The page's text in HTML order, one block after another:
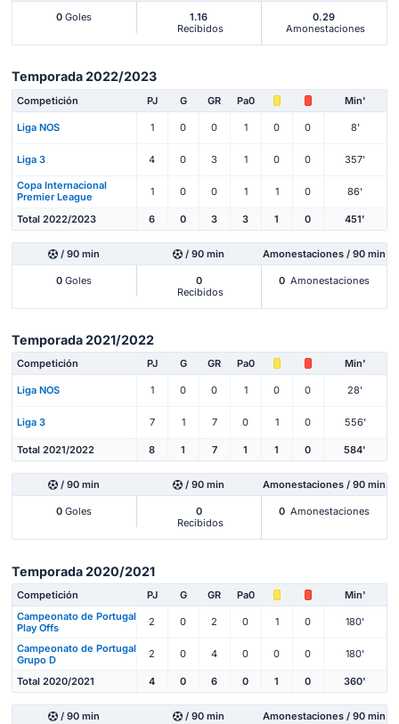
0 Goles
1.16
Recibidos
0.29
Amonestaciones
Temporada 2022/2023
Competición PJ G GR Pa0 Min'
Liga NOS 1 0 0 1 0 0 8'
Liga 3 4 0 3 1 0 0 357'
Copa Internacional
Premier League
1 0 0 1 1 0 86'
Total 2022/2023 6 0 3 3 1 0 451'
/ 90 min / 90 min Amonestaciones / 90 min
0 Goles
0
Recibidos
0 Amonestaciones
Temporada 2021/2022
Competición PJ G GR Pa0 Min'
Liga NOS 1 0 0 1 0 0 28'
Liga 3 7 1 7 0 1 0 556'
Total 2021/2022 8 1 7 1 1 0 584'
/ 90 min / 90 min Amonestaciones / 90 min
0 Goles
0
Recibidos
0 Amonestaciones
Temporada 2020/2021
Competición PJ G GR Pa0
Min'
Campeonato de Portugal
Play Offs
2 0 2 0 1 0 180'
Campeonato de Portugal
Grupo D
2 0 4 0 0 0 180'
Total 2020/2021 4 0 6 0 1 0 360'
/ 90 min / 90 min Amonestaciones / 90 min